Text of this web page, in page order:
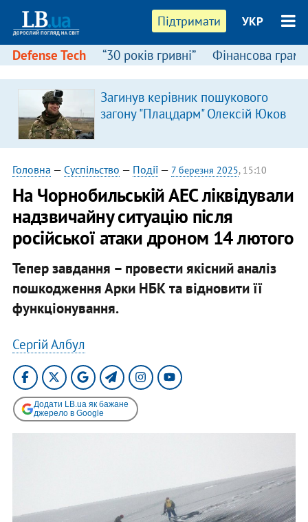
Підтримати УКР
Defense Tech “30 років гривні” Фінансова
Загинув керівник пошукового
загону "Плацдарм" Олексій Юков
Головна — Суспільство — Події— 7 березня 2025, 15:10
На Чорнобильській АЕС ліквідували
надзвичайну ситуацію після
російської атаки дроном 14 лютого
Тепер завдання – провести якісний аналіз
пошкодження Арки НБК та відновити її
функціонування.
Сергій Албул
Додати LB.ua як бажане
джерело в Google